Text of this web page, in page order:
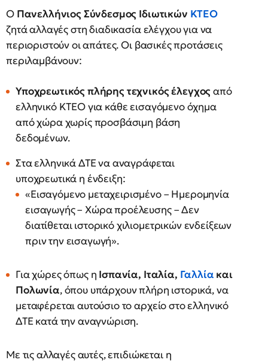
Ο Πανελλήνιος Σύνδεσμος Ιδιωτικών ΚΤΕΟ
ζητά αλλαγές στη διαδικασία ελέγχου για να
περιοριστούν οι απάτες. Οι βασικές προτάσεις
περιλαμβάνουν:
Υποχρεωτικός πλήρης τεχνικός έλεγχοςαπό
ελληνικό ΚΤΕΟ για κάθε εισαγόμενο όχημα
από χώρα χωρίς προσβάσιμη βάση
δεδομένων.
Στα ελληνικά ΔΤΕ να αναγράφεται
υποχρεωτικά η ένδειξη:
«Εισαγόμενο μεταχειρισμένο – Ημερομηνία
εισαγωγής – Χώρα προέλευσης – Δεν
διατίθεται ιστορικό χιλιομετρικών ενδείξεων
πριν την εισαγωγή».
Για χώρες όπως η Ισπανία, Ιταλία, Γαλλία και
Πολωνία, όπου υπάρχουν πλήρη ιστορικά, να
μεταφέρεται αυτούσιο το αρχείο στο ελληνικό
ΔΤΕ κατά την αναγνώριση.
Με τις αλλαγές αυτές, επιδιώκεται η